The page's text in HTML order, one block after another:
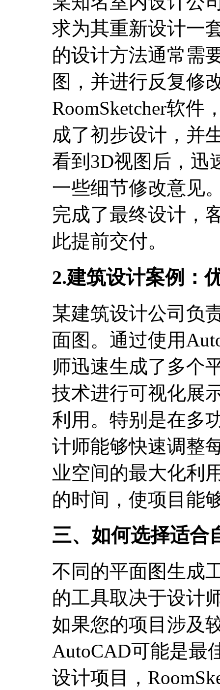
求为其重新设计一
的设计方法通常需
图，并进行反复修
RoomSketcher软件
成了初步设计，并
看到3D视图后，迅
一些细节修改意见
完成了最终设计，
此提前交付。
2.建筑设计案例：
某建筑设计公司负
面图。通过使用
师迅速生成了多个
技术进行可视化展
利用。特别是在多
计师能够快速调整
业空间的最大化利
的时间，使项目能
三、如何选择适合
不同的平面图生成
的工具取决于设计
如果您的项目涉及
AutoCAD可能是最
设计项目，